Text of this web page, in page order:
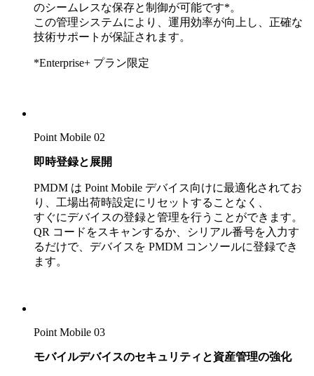
のシームレスな保存と制御が可能です*。
この管理システムにより、運用効率が向上し、正確な
技術サポートが保証されます。
*Enterprise+ プラン限定
Point Mobile 02
即時登録と展開
PMDM は Point Mobile デバイス向けに最適化されてお
り、工場出荷時設定にリセットすることなく、
すぐにデバイスの登録と管理を行うことができます。
QR コードをスキャンするか、シリアル番号を入力す
るだけで、デバイスを PMDM コンソールに登録でき
ます。
Point Mobile 03
モバイルデバイスのセキュリティと資産管理の強化